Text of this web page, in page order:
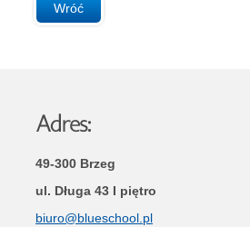
Wróć
49-300 Brzeg
ul. Długa 43 I piętro
biuro@blueschool.pl